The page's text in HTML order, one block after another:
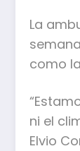
La
como
ni el
Elvio